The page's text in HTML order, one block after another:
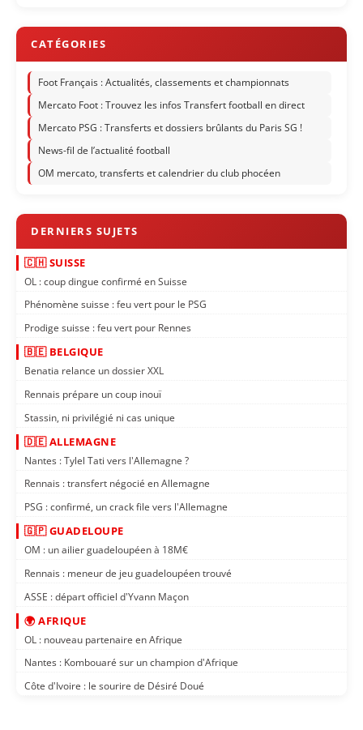
Foot Français : Actualités, classements et championnats
Mercato Foot : Trouvez les infos Transfert football en direct
Mercato PSG : Transferts et dossiers brûlants du Paris SG !
News-fil de l’actualité football
OM mercato, transferts et calendrier du club phocéen
🇨🇭 SUISSE
OL : coup dingue confirmé en Suisse
Phénomène suisse : feu vert pour le PSG
Prodige suisse : feu vert pour Rennes
🇧🇪 BELGIQUE
Benatia relance un dossier XXL
Rennais prépare un coup inouï
Stassin, ni privilégié ni cas unique
🇩🇪 ALLEMAGNE
Nantes : Tylel Tati vers l'Allemagne ?
Rennais : transfert négocié en Allemagne
PSG : confirmé, un crack file vers l'Allemagne
🇬🇵 GUADELOUPE
OM : un ailier guadeloupéen à 18M€
Rennais : meneur de jeu guadeloupéen trouvé
ASSE : départ officiel d'Yvann Maçon
🌍 AFRIQUE
OL : nouveau partenaire en Afrique
Nantes : Kombouaré sur un champion d'Afrique
Côte d'Ivoire : le sourire de Désiré Doué